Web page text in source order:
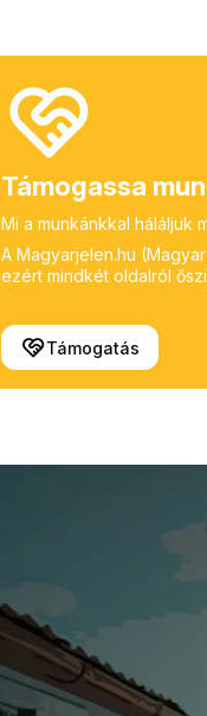
Támogassa
Mi a munkánkkal háláljuk
A Magyarjelen.hu
ezért mindkét oldalról
Támogatás